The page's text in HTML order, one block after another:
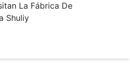
La Fábrica De
Shuliy